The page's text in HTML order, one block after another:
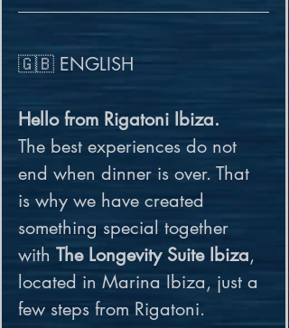
🇬🇧 ENGLISH
Hello from Rigatoni Ibiza.
The best experiences do not
end when dinner is over. That
is why we have created
something special together
with The Longevity Suite Ibiza,
located in Marina Ibiza, just a
few steps from Rigatoni.